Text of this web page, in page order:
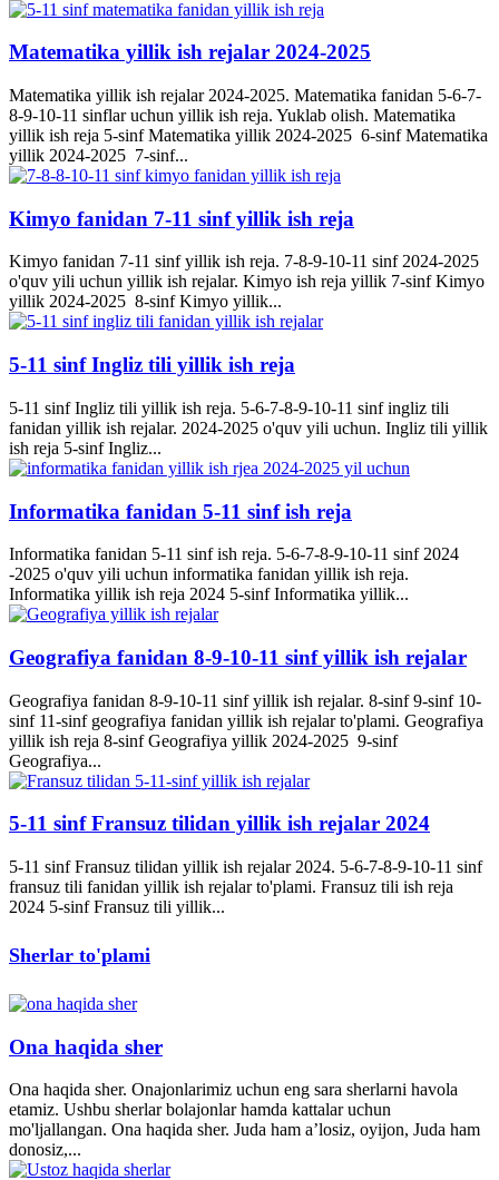
Matematika yillik ish rejalar 2024-2025
Matematika yillik ish rejalar 2024-2025. Matematika fanidan 5-6-7-
8-9-10-11 sinflar uchun yillik ish reja. Yuklab olish. Matematika
yillik ish reja 5-sinf Matematika yillik 2024-2025 6-sinf Matematika
yillik 2024-2025 7-sinf...
Kimyo fanidan 7-11 sinf yillik ish reja
Kimyo fanidan 7-11 sinf yillik ish reja. 7-8-9-10-11 sinf 2024-2025
o'quv yili uchun yillik ish rejalar. Kimyo ish reja yillik 7-sinf Kimyo
yillik 2024-2025 8-sinf Kimyo yillik...
5-11 sinf Ingliz tili yillik ish reja
5-11 sinf Ingliz tili yillik ish reja. 5-6-7-8-9-10-11 sinf ingliz tili
fanidan yillik ish rejalar. 2024-2025 o'quv yili uchun. Ingliz tili yillik
ish reja 5-sinf Ingliz...
Informatika fanidan 5-11 sinf ish reja
Informatika fanidan 5-11 sinf ish reja. 5-6-7-8-9-10-11 sinf 2024
-2025 o'quv yili uchun informatika fanidan yillik ish reja.
Informatika yillik ish reja 2024 5-sinf Informatika yillik...
Geografiya fanidan 8-9-10-11 sinf yillik ish rejalar
Geografiya fanidan 8-9-10-11 sinf yillik ish rejalar. 8-sinf 9-sinf 10-
sinf 11-sinf geografiya fanidan yillik ish rejalar to'plami. Geografiya
yillik ish reja 8-sinf Geografiya yillik 2024-2025 9-sinf
Geografiya...
5-11 sinf Fransuz tilidan yillik ish rejalar 2024
5-11 sinf Fransuz tilidan yillik ish rejalar 2024. 5-6-7-8-9-10-11 sinf
fransuz tili fanidan yillik ish rejalar to'plami. Fransuz tili ish reja
2024 5-sinf Fransuz tili yillik...
Sherlar to'plami
Ona haqida sher
Ona haqida sher. Onajonlarimiz uchun eng sara sherlarni havola
etamiz. Ushbu sherlar bolajonlar hamda kattalar uchun
mo'ljallangan. Ona haqida sher. Juda ham a’losiz, oyijon, Juda ham
donosiz,...